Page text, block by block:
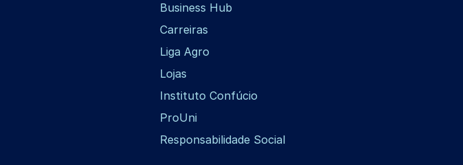
Business Hub
Carreiras
Liga Agro
Lojas
Instituto Confúcio
ProUni
Responsabilidade Social